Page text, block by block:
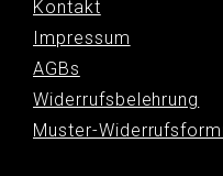
Kontakt
Impressum
AGBs
Widerrufsbelehrung
Muster-